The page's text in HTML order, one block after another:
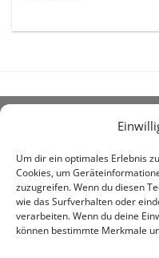
Um dir ein optimales Erlebnis
Cookies, um
zuzugreifen. Wenn du diesen
wie das Surfverhalten oder
verarbeiten. Wenn du deine
können bestimmte Merkmale